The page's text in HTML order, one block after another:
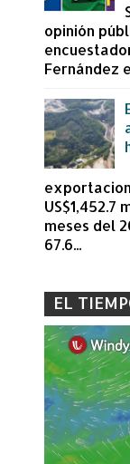
opinión
Fernández
US$1,452.7
meses del
67.6...
EL